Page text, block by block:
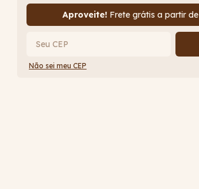
Aproveite! Frete grátis a partir de
Não sei meu CEP